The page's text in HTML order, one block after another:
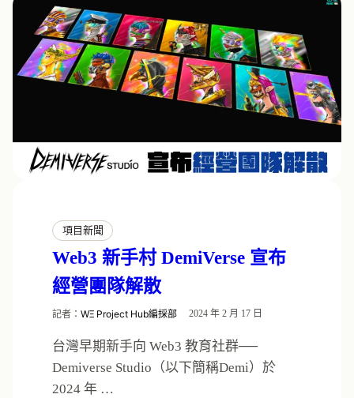
項目新聞
Web3 新手村 DemiVerse 宣布
經營團隊解散
記者： WΞ Project Hub編採部 2024 年 2 月 17 日
台灣早期新手向 Web3 教育社群──
Demiverse Studio（以下簡稱Demi）於
2024 年 …